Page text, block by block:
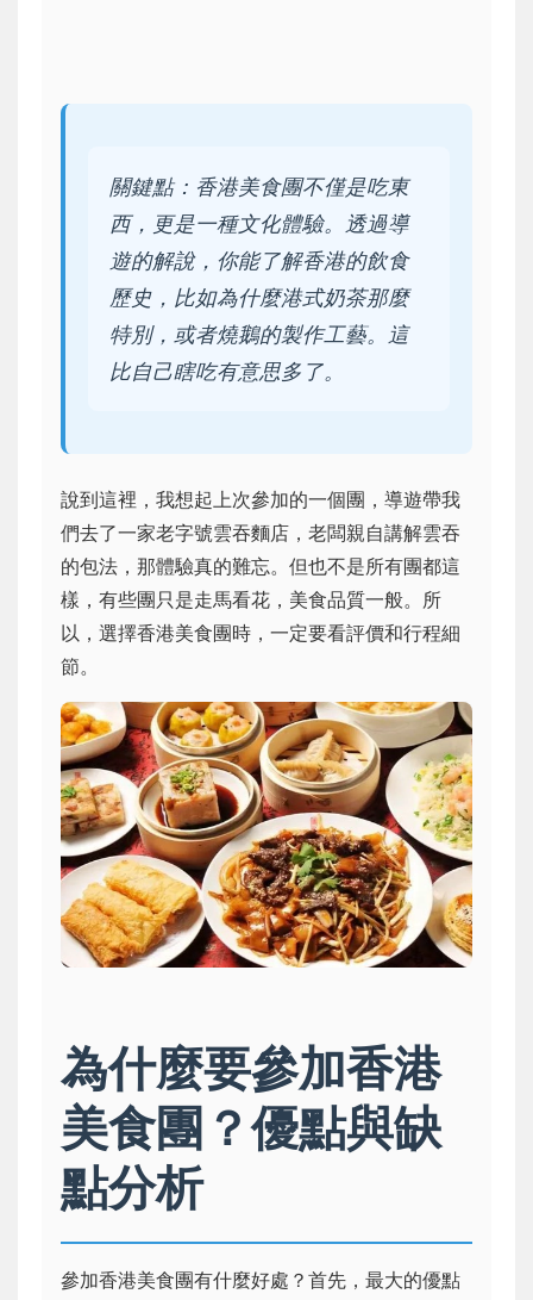
關鍵點：香港美食團不僅是吃東
西，更是一種文化體驗。透過導
遊的解說，你能了解香港的飲食
歷史，比如為什麼港式奶茶那麼
特別，或者燒鵝的製作工藝。這
比自己瞎吃有意思多了。
說到這裡，我想起上次參加的一個團，導遊帶我
們去了一家老字號雲吞麵店，老闆親自講解雲吞
的包法，那體驗真的難忘。但也不是所有團都這
樣，有些團只是走馬看花，美食品質一般。所
以，選擇香港美食團時，一定要看評價和行程細
節。
為什麼要參加香港
美食團？優點與缺
點分析
參加香港美食團有什麼好處？首先，最大的優點